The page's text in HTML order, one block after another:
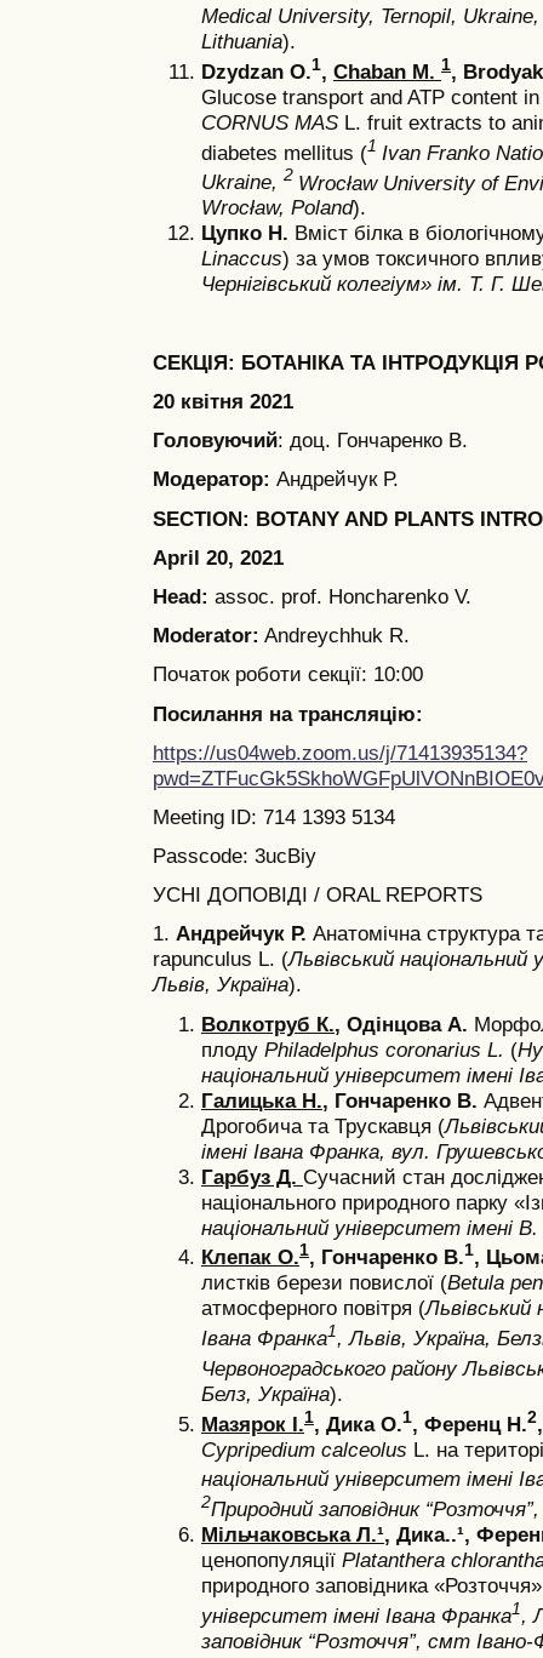
Medical University, Ternopil,
Lithuania).
Dzydzan О.1, Chaban М. 1, Brodyak
Glucose transport and ATP content
CORNUS MAS L. fruit extracts to
diabetes mellitus (1 Ivan Franko
Ukraine, 2 Wrocław University of
Wrocław, Poland).
Цупко Н. Вміст білка в
Linaccus) за умов токсичного
Чернігівський колегіум» ім. Т. Г.
СЕКЦІЯ: БОТАНІКА ТА ІНТРОДУКЦІЯ
20 квітня 2021
Головуючий: доц. Гончаренко В.
Модератор: Андрейчук Р.
SECTION: BOTANY AND PLANTS
April 20, 2021
Head: assoc. prof. Honcharenko V.
Moderator: Andreychhuk R.
Початок роботи секції: 10:00
Посилання на трансляцію:
https://us04web.zoom.us/j/71413935134?
Meeting ID: 714 1393 5134
Passcode: 3ucBiy
УСНІ ДОПОВІДІ / ORAL REPORTS
1. Андрейчук Р. Анатомічна структура
rapunculus L. (Львівський національний
Львів, Україна).
Волкотруб К., Одінцова А.
плоду Philadelphus coronarius L. (
національний університет імені
Галицька Н., Гончаренко В.
Дрогобича та Трускавця (
імені Івана Франка, вул.
Гарбуз Д. Сучасний стан
національного природного парку
національний університет імені
Клепак О.1, Гончаренко В.1,
листків берези повислої (Betula
атмосферного повітря (Львівський
Івана Франка1, Львів, Україна,
Червоноградського району
Белз, Україна).
Мазярок І.1, Дика О.1, Ференц Н.2
Cypripedium calceolus L. на
національний університет імені
2Природний заповідник
Мільчаковська Л.¹, Дика..¹,
ценопопуляції Platanthera
природного заповідника
університет імені Івана Франка1,
заповідник “Розточчя”, смт Івано-